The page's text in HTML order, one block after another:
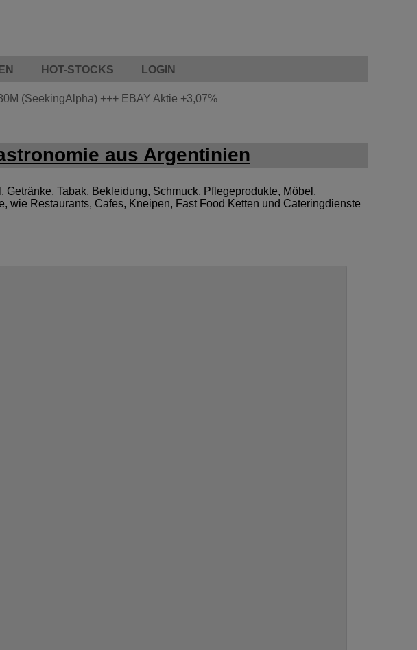
HOT-STOCKS LOGIN
(SeekingAlpha) +++ EBAY Aktie +3,07%
aus Argentinien
Tabak, Bekleidung, Schmuck, Pflegeprodukte, Möbel,
Restaurants, Cafes, Kneipen, Fast Food Ketten und Cateringdienste